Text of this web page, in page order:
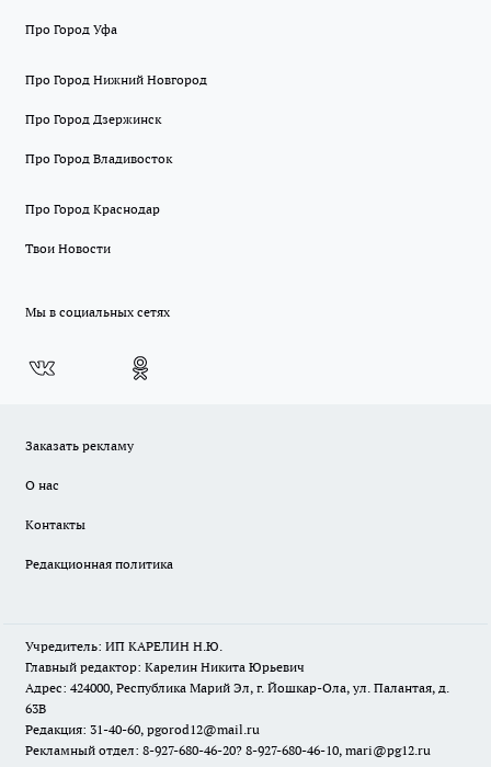
Про Город Уфа
Про Город Нижний Новгород
Про Город Дзержинск
Про Город Владивосток
Про Город Краснодар
Твои Новости
Мы в социальных сетях
Заказать рекламу
О нас
Контакты
Редакционная политика
Учредитель: ИП КАРЕЛИН Н.Ю.
Главный редактор: Карелин Никита Юрьевич
Адрес: 424000, Республика Марий Эл, г. Йошкар-Ола, ул. Палантая, д.
63В
Редакция: 31-40-60, pgorod12@mail.ru
Рекламный отдел: 8-927-680-46-20? 8-927-680-46-10, mari@pg12.ru